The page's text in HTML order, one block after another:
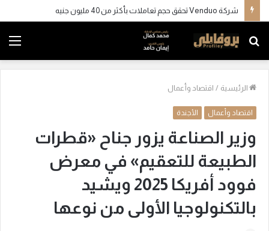
شركة Venduo تحقق حجم تعاملات بأكثر من 40 مليون جنيه
بحث
عن
الرئيسية / اقتصاد وأعمال
اقتصاد وأعمال الأجندة
وزير الصناعة يزور جناح «قطرات
الطبيعة للتعقيم» في معرض
فوود أفريكا 2025 ويشيد
بالتكنولوجيا الأولى من نوعها